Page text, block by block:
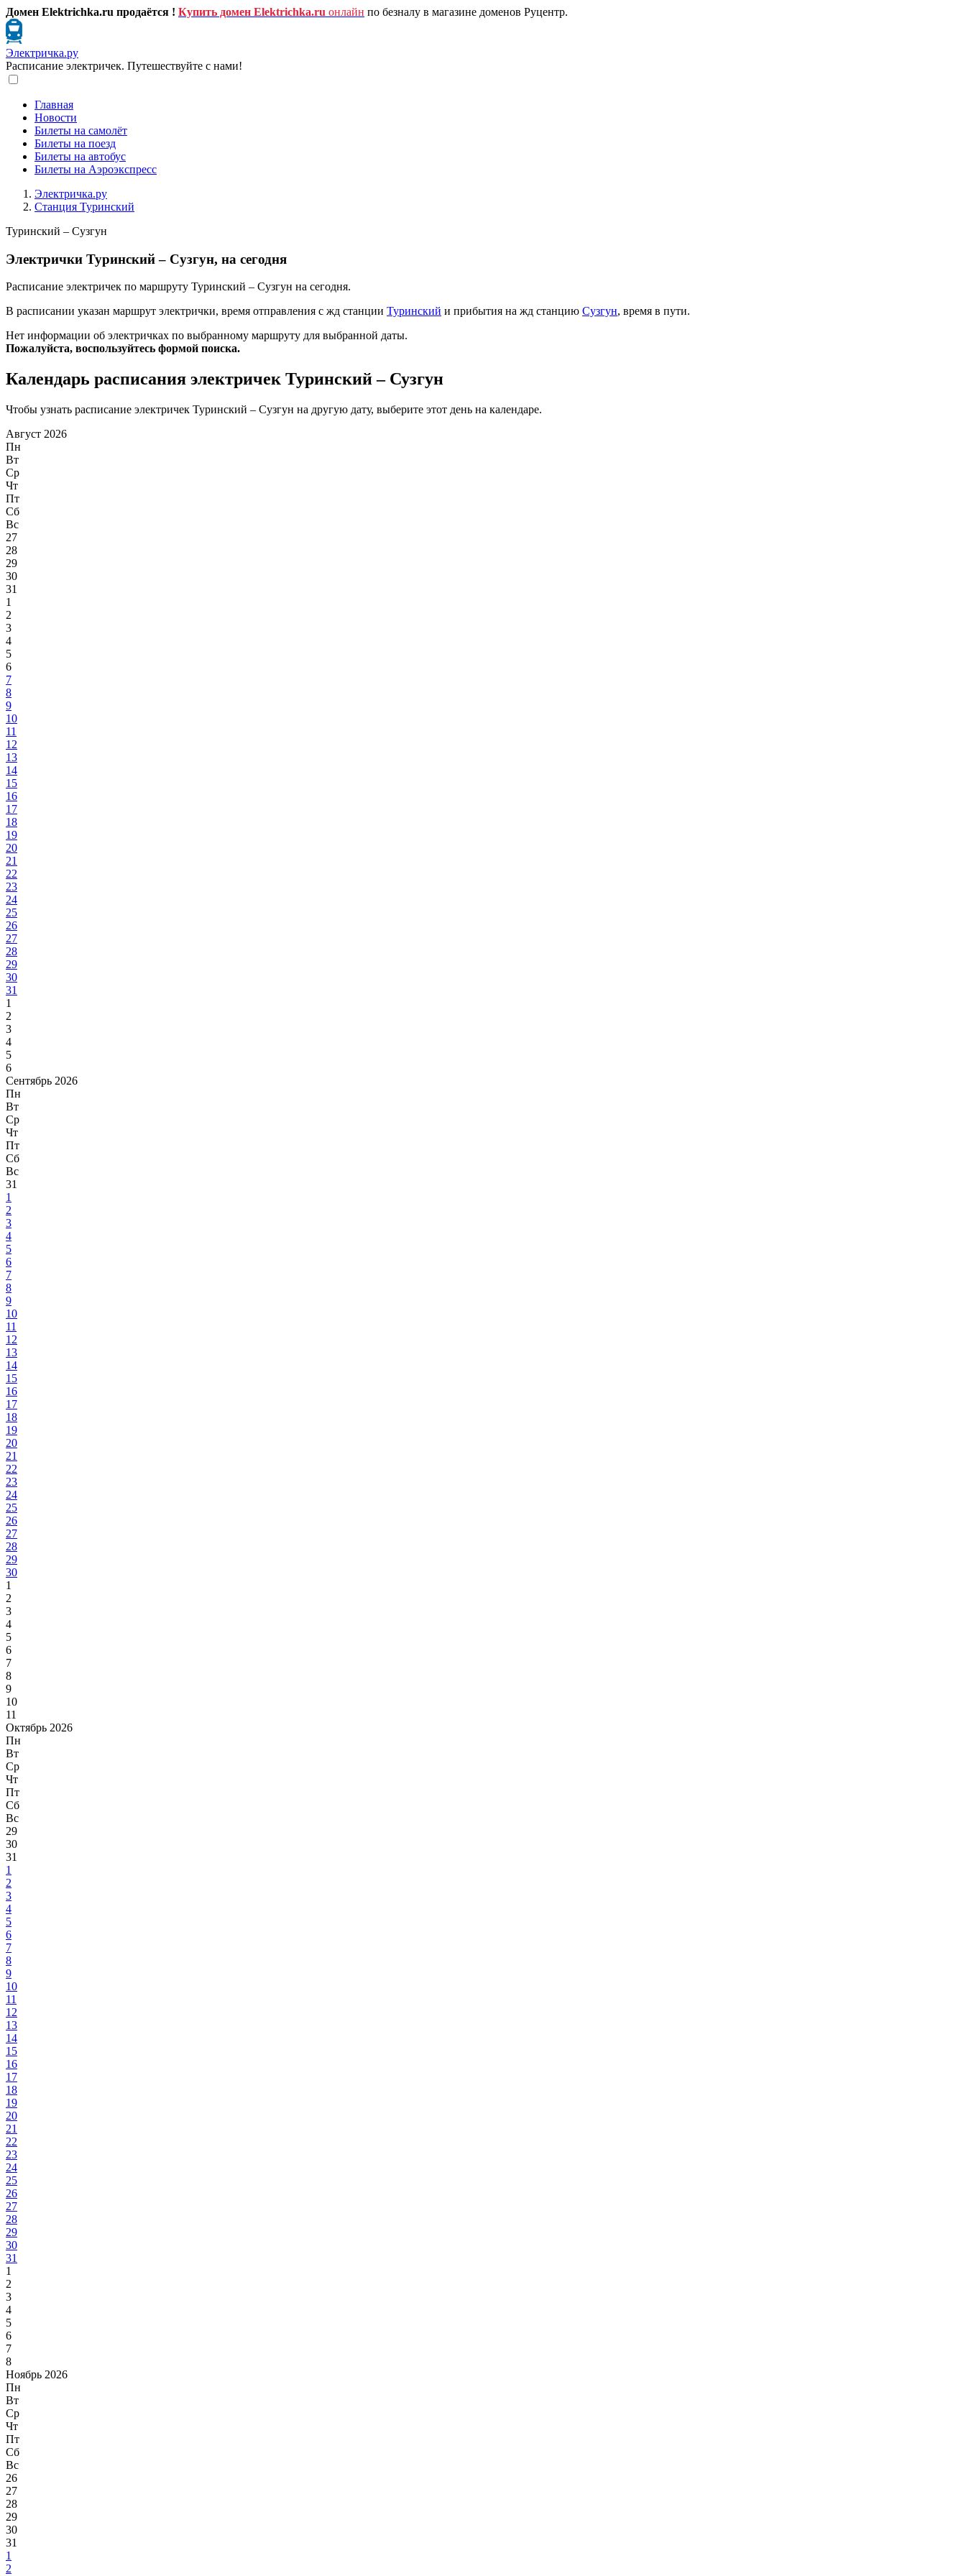
Домен Elektrichka.ru продаётся ! Купить домен Elektrichka.ru онлайн по безналу в магазине доменов Руцентр.
Электричка.ру
Расписание электричек. Путешествуйте с нами!
Главная
Новости
Билеты на самолёт
Билеты на поезд
Билеты на автобус
Билеты на Аэроэкспресс
Электричка.ру
Станция Туринский
Туринский – Сузгун
Электрички Туринский – Сузгун, на сегодня
Расписание электричек по маршруту Туринский – Сузгун на сегодня.
В расписании указан маршрут электрички, время отправления с жд станции Туринский и прибытия на жд станцию Сузгун, время в пути.
Нет информации об электричках по выбранному маршруту для выбранной даты.
Пожалуйста, воспользуйтесь формой поиска.
Календарь расписания электричек Туринский – Сузгун
Чтобы узнать расписание электричек Туринский – Сузгун на другую дату, выберите этот день на календаре.
Август 2026
Пн
Вт
Ср
Чт
Пт
Сб
Вс
27
28
29
30
31
1
2
3
4
5
6
7
8
9
10
11
12
13
14
15
16
17
18
19
20
21
22
23
24
25
26
27
28
29
30
31
1
2
3
4
5
6
Сентябрь 2026
Пн
Вт
Ср
Чт
Пт
Сб
Вс
31
1
2
3
4
5
6
7
8
9
10
11
12
13
14
15
16
17
18
19
20
21
22
23
24
25
26
27
28
29
30
1
2
3
4
5
6
7
8
9
10
11
Октябрь 2026
Пн
Вт
Ср
Чт
Пт
Сб
Вс
29
30
31
1
2
3
4
5
6
7
8
9
10
11
12
13
14
15
16
17
18
19
20
21
22
23
24
25
26
27
28
29
30
31
1
2
3
4
5
6
7
8
Ноябрь 2026
Пн
Вт
Ср
Чт
Пт
Сб
Вс
26
27
28
29
30
31
1
2